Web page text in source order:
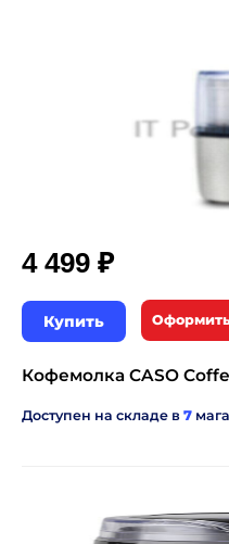
4 499 ₽
Купить
Кофемолка CASO
Доступен на складе в 7